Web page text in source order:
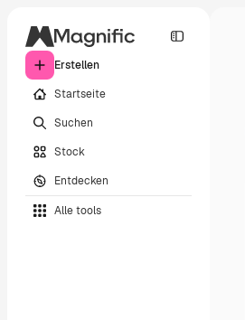
Erstellen
Startseite
Suchen
Stock
Entdecken
Alle tools